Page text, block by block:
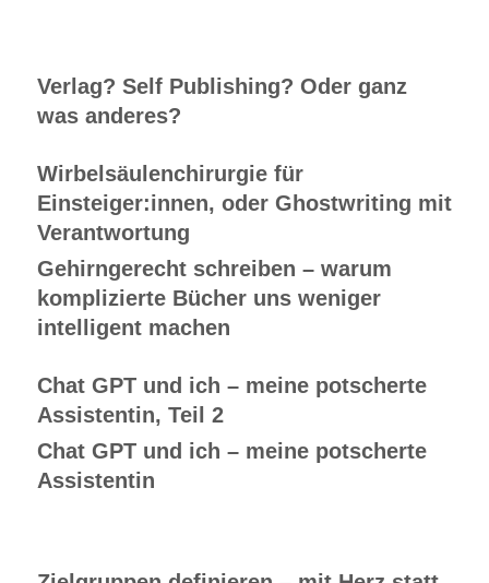
Verlag? Self Publishing? Oder ganz
was anderes?
Wirbelsäulenchirurgie für
Einsteiger:innen, oder Ghostwriting mit
Verantwortung
Gehirngerecht schreiben – warum
komplizierte Bücher uns weniger
intelligent machen
Chat GPT und ich – meine potscherte
Assistentin, Teil 2
Chat GPT und ich – meine potscherte
Assistentin